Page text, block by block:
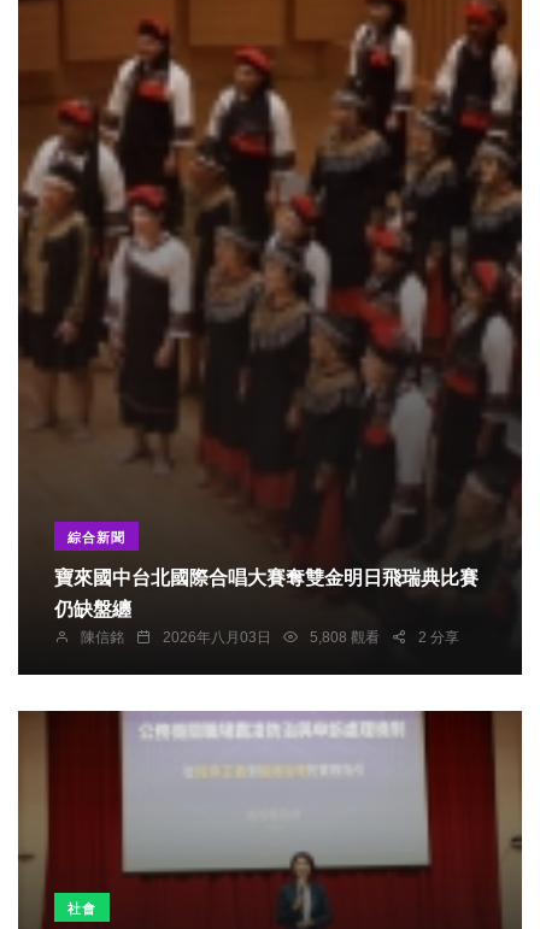
綜合新聞
寶來國中台北國際合唱大賽奪雙金明日飛瑞典比賽
仍缺盤纏
陳信銘 2026年八月03日 5,808 觀看 2 分享
社會